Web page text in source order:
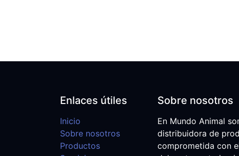
Enlaces útiles
Inicio
Sobre nosotros
Productos
Sobre nosotros
En Mundo Animal
distribuidora de
comprometida con